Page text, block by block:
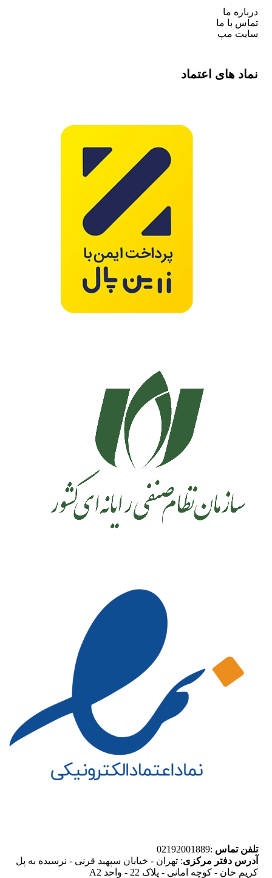
درباره ما
تماس با ما
سایت مپ
نماد های اعتماد
تلفن تماس :02192001889
آدرس دفتر مرکزی: تهران - خیابان سپهبد قرنی - نرسیده به پل
کریم خان - کوچه امانی - پلاک 22 - واحد A2